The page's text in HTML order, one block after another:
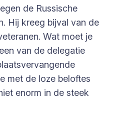
de Russische
Hij kreeg bijval van de
Wat moet je
van de delegatie
met de loze beloftes
enorm in de steek